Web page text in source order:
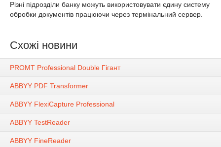
Різні підрозділи банку можуть використовувати єдину систему
обробки документів працюючи через термінальний сервер.
Схожі новини
PROMT Professional Double Гігант
ABBYY PDF Transformer
ABBYY FlexiCapture Professional
ABBYY TestReader
ABBYY FineReader